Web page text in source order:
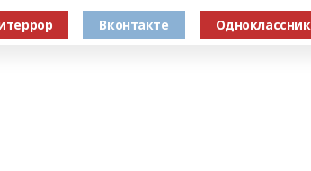
Вконтакте